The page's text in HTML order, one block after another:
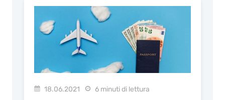
18.06.2021 6 minuti di lettura